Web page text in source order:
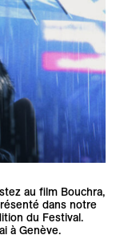
au film Bouchra,
dans notre
du Festival.
à Genève.